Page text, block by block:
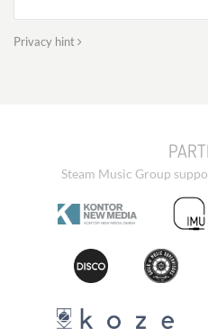
Privacy hint
Steam Music Group